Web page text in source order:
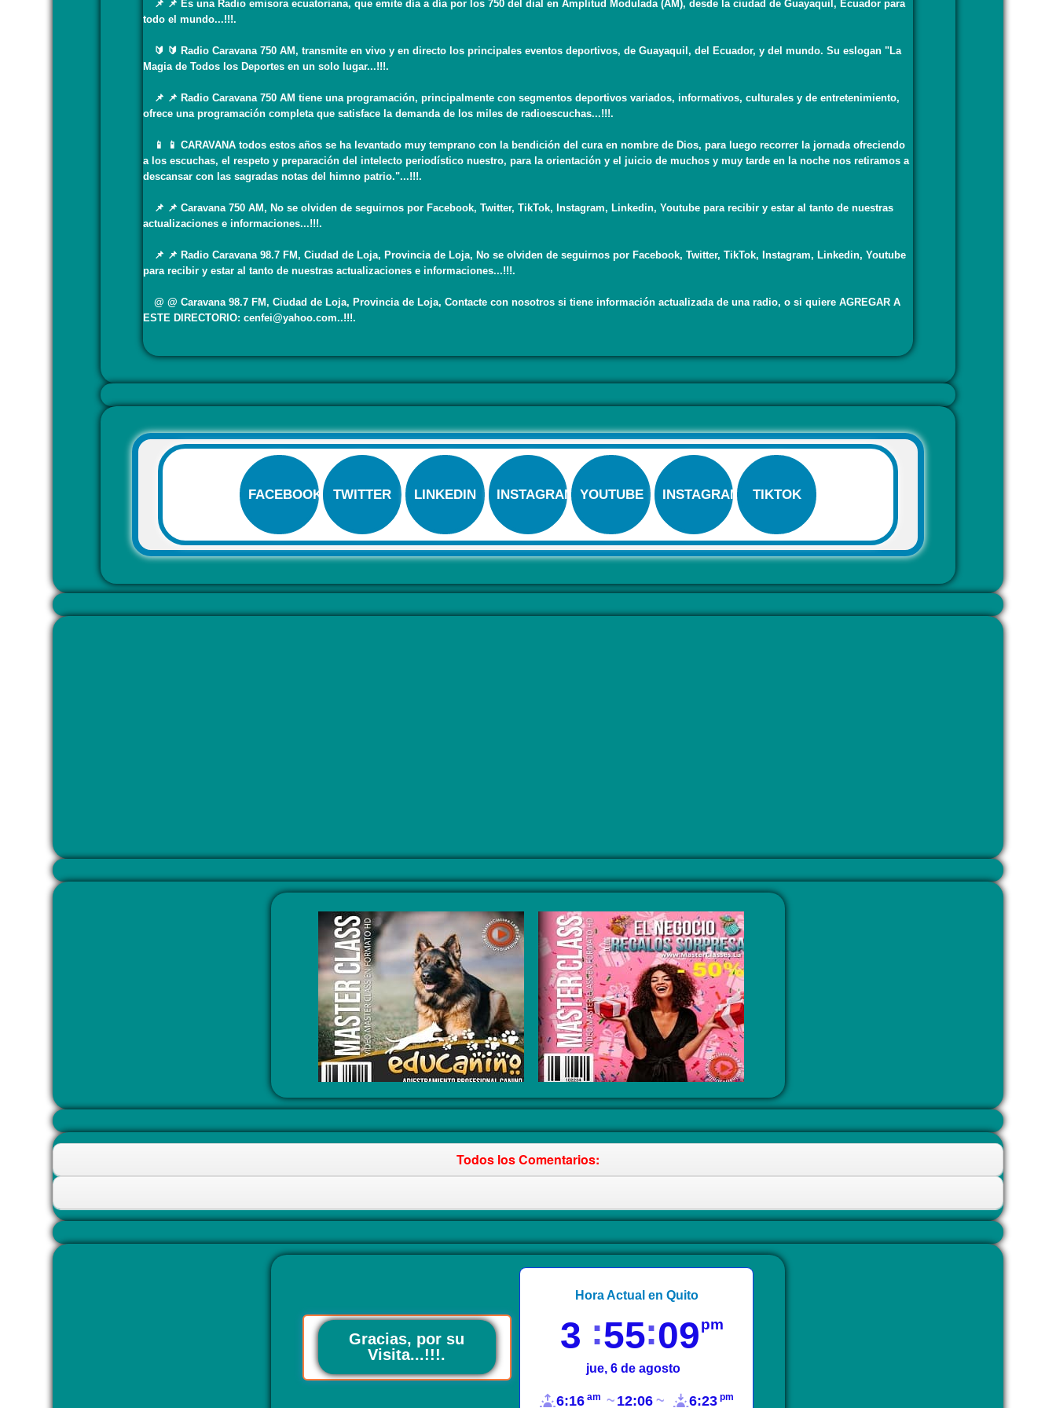
📌 📌 Es una Radio emisora ecuatoriana, que emite día a día por los 750 del dial en Amplitud Modulada (AM), desde la ciudad de Guayaquil, Ecuador para
todo el mundo...!!!.
🔰 🔰 Radio Caravana 750 AM, transmite en vivo y en directo los principales eventos deportivos, de Guayaquil, del Ecuador, y del mundo. Su eslogan "La
Magia de Todos los Deportes en un solo lugar...!!!.
📌 📌 Radio Caravana 750 AM tiene una programación, principalmente con segmentos deportivos variados, informativos, culturales y de entretenimiento,
ofrece una programación completa que satisface la demanda de los miles de radioescuchas...!!!.
📱 📱 CARAVANA todos estos años se ha levantado muy temprano con la bendición del cura en nombre de Dios, para luego recorrer la jornada ofreciendo
a los escuchas, el respeto y preparación del intelecto periodístico nuestro, para la orientación y el juicio de muchos y muy tarde en la noche nos retiramos a
descansar con las sagradas notas del himno patrio."...!!!.
📌 📌 Caravana 750 AM, No se olviden de seguirnos por Facebook, Twitter, TikTok, Instagram, Linkedin, Youtube para recibir y estar al tanto de nuestras
actualizaciones e informaciones...!!!.
📌 📌 Radio Caravana 98.7 FM, Ciudad de Loja, Provincia de Loja, No se olviden de seguirnos por Facebook, Twitter, TikTok, Instagram, Linkedin, Youtube
para recibir y estar al tanto de nuestras actualizaciones e informaciones...!!!.
@ @ Caravana 98.7 FM, Ciudad de Loja, Provincia de Loja, Contacte con nosotros si tiene información actualizada de una radio, o si quiere AGREGAR A
ESTE DIRECTORIO: cenfei@yahoo.com..!!!.
FACEBOOK TWITTER LINKEDIN INSTAGRAM YOUTUBE INSTAGRAM TIKTOK
Todos los Comentarios:
Gracias, por su
Visita...!!!.
Hora Actual en Quito
3 55 10pm
jue, 6 de agosto
6:16 am 12:06 6:23 pm